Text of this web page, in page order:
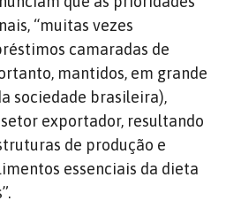
“muitas vezes
camaradas de
mantidos, em grande
sociedade brasileira),
exportador, resultando
de produção e
essenciais da dieta